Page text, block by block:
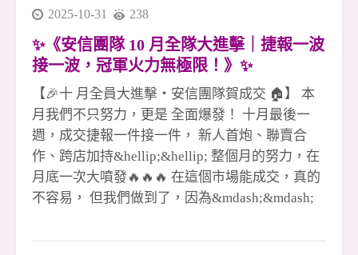
2025-10-31
238
✨《安信團隊 10 月全隊大進擊｜捷報一波
接一波，冠軍火力無極限！》✨
【🎉十 月全員大進擊・安信團隊賀成交 🏠】 本
月我們不只努力，更是 全面爆發！ 十月最後一
週，成交捷報一件接一件， 新人首炮、聯賣合
作、跨店加持&hellip;&hellip; 整個月的努力，在
月底一次大噴發🔥🔥🔥 在這個市場能成交，真的
不容易， 但我們做到了，因為&mdash;&mdash;
都是汗水、專業和信任的結晶， 更是團隊彼此扶